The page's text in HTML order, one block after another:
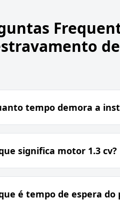
tempo demora a
significa motor 1.3 cv?
é tempo de espera do